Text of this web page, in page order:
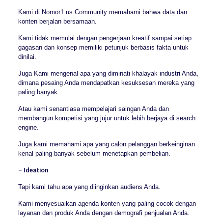
Kami di Nomor1.us Community memahami bahwa data dan
konten berjalan bersamaan.
Kami tidak memulai dengan pengerjaan kreatif sampai setiap
gagasan dan konsep memiliki petunjuk berbasis fakta untuk
dinilai.
Juga Kami mengenal apa yang diminati khalayak industri Anda,
dimana pesaing Anda mendapatkan kesuksesan mereka yang
paling banyak.
Atau kami senantiasa mempelajari saingan Anda dan
membangun kompetisi yang jujur untuk lebih berjaya di search
engine.
Juga kami memahami apa yang calon pelanggan berkeinginan
kenal paling banyak sebelum menetapkan pembelian.
– Ideation
Tapi kami tahu apa yang diinginkan audiens Anda.
Kami menyesuaikan agenda konten yang paling cocok dengan
layanan dan produk Anda dengan demografi penjualan Anda.